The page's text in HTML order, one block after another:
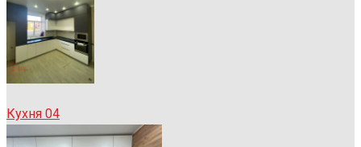
Кухня 04